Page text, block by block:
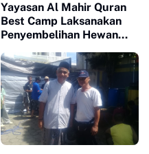
Yayasan Al Mahir Quran
Best Camp Laksanakan
Penyembelihan Hewan